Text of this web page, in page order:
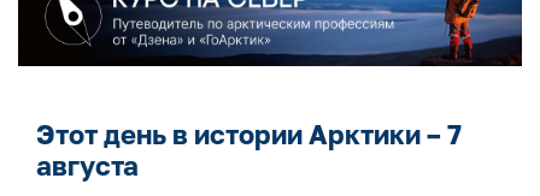
Этот день в истории Арктики – 7
августа